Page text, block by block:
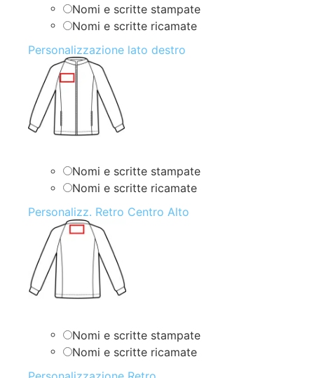
Nomi e scritte stampate
Nomi e scritte ricamate
Personalizzazione lato destro
Nomi e scritte stampate
Nomi e scritte ricamate
Personalizz. Retro Centro Alto
Nomi e scritte stampate
Nomi e scritte ricamate